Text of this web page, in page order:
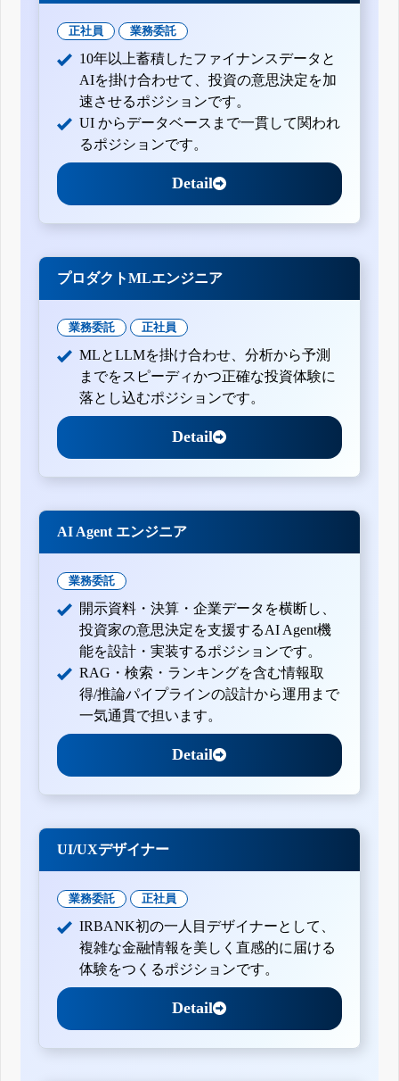
正社員 業務委託
10年以上蓄積したファイナンスデータと
AIを掛け合わせて、投資の意思決定を加
速させるポジションです。
UI からデータベースまで一貫して関われ
るポジションです。
Detail
プロダクトMLエンジニア
業務委託 正社員
MLとLLMを掛け合わせ、分析から予測
までをスピーディかつ正確な投資体験に
落とし込むポジションです。
Detail
AI Agent エンジニア
業務委託
開示資料・決算・企業データを横断し、
投資家の意思決定を支援するAI Agent機
能を設計・実装するポジションです。
RAG・検索・ランキングを含む情報取
得/推論パイプラインの設計から運用まで
一気通貫で担います。
Detail
UI/UXデザイナー
業務委託 正社員
IRBANK初の一人目デザイナーとして、
複雑な金融情報を美しく直感的に届ける
体験をつくるポジションです。
Detail